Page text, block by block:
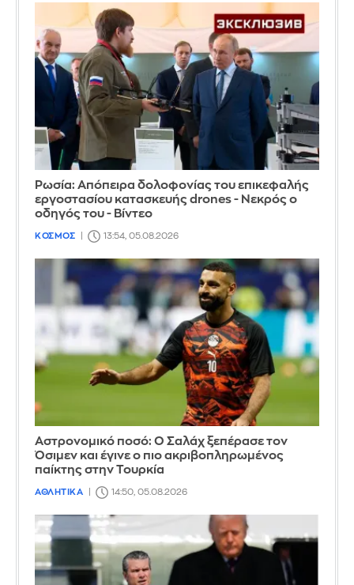
Ρωσία: Απόπειρα δολοφονίας του επικεφαλής
εργοστασίου κατασκευής drones - Νεκρός ο
οδηγός του - Βίντεο
ΚΟΣΜΟΣ 13:54, 05.08.2026
Αστρονομικό ποσό: Ο Σαλάχ ξεπέρασε τον
Όσιμεν και έγινε ο πιο ακριβοπληρωμένος
παίκτης στην Τουρκία
ΑΘΛΗΤΙΚΑ 14:50, 05.08.2026